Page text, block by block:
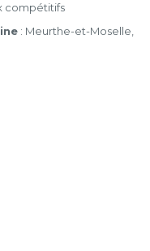
compétitifs
: Meurthe-et-Moselle,